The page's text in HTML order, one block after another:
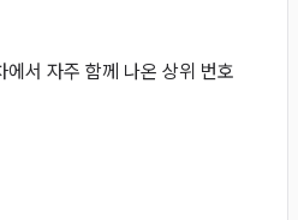
서 자주 함께 나온 상위 번호